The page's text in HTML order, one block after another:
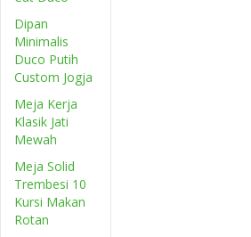
Dipan
Minimalis
Duco Putih
Custom Jogja
Meja Kerja
Klasik Jati
Mewah
Meja Solid
Trembesi 10
Kursi Makan
Rotan